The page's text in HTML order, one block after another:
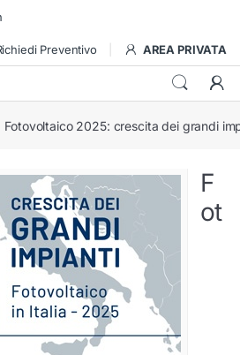
Preventivo AREA PRIVATA
Fotovoltaico 2025: crescita dei grandi
F
ot